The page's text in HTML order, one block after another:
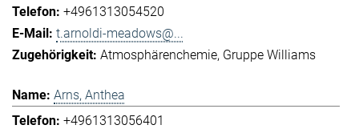
+4961313054520
t.arnoldi-meadows@...
Atmosphärenchemie Gruppe Williams
Arns, Anthea
+4961313056401